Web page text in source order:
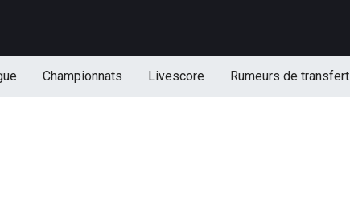
Championnats Livescore Rumeurs de transfert